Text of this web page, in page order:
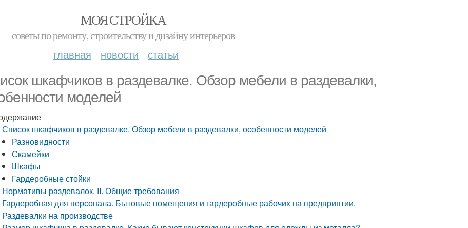
МОЯ СТРОЙКА
советы по ремонту, строительству и дизайну интерьеров
главная новости статьи
шкафчиков в раздевалке. Обзор мебели в раздевалки,
моделей
Список шкафчиков в раздевалке. Обзор мебели в раздевалки, особенности моделей
Разновидности
Скамейки
Шкафы
Гардеробные стойки
Нормативы раздевалок. II. Общие требования
Гардеробная для персонала. Бытовые помещения и гардеробные рабочих на предприятии.
Раздевалки на производстве